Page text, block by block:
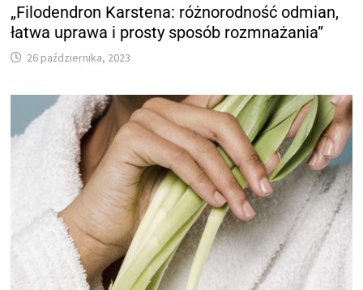
„Filodendron Karstena: różnorodność odmian,
łatwa uprawa i prosty sposób rozmnażania”
26 października, 2023